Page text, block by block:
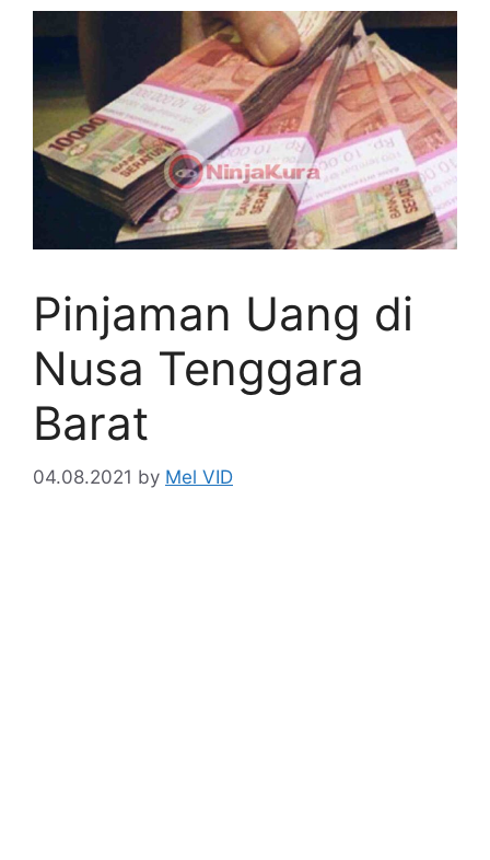
Pinjaman Uang di
Nusa Tenggara
Barat
04.08.2021 by Mel VID